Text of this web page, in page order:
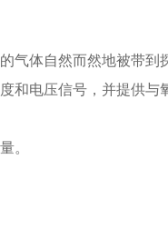
气体自然而然地被带到
和电压信号，并提供与
。